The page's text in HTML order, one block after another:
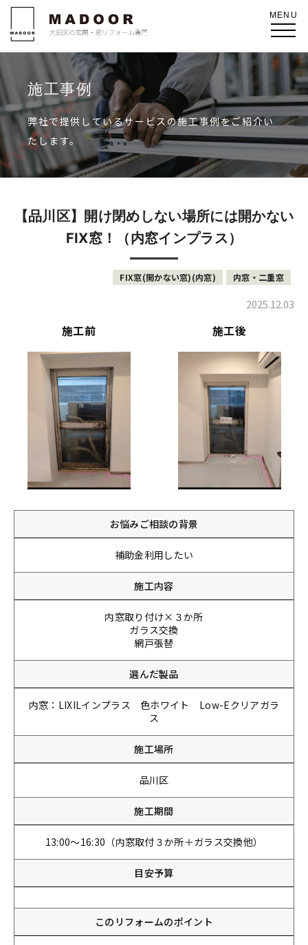
施工事例
弊社で提供しているサービスの施工事例をご紹介い
たします。
【品川区】開け閉めしない場所には開かない
FIX窓！（内窓インプラス）
FIX窓(開かない窓)(内窓) 内窓・二重窓
2025.12.03
施工前 施工後
お悩みご相談の背景
補助金利用したい
施工内容
内窓取り付け×３か所
ガラス交換
網戸張替
選んだ製品
内窓：LIXILインプラス 色ホワイト Low-Eクリアガラ
ス
施工場所
品川区
施工期間
13:00～16:30（内窓取付３か所＋ガラス交換他）
目安予算
このリフォームのポイント